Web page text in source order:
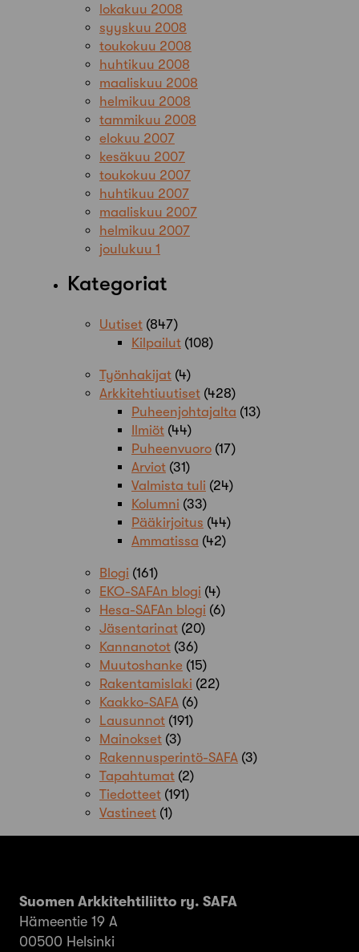
lokakuu 2008
syyskuu 2008
toukokuu 2008
huhtikuu 2008
maaliskuu 2008
helmikuu 2008
tammikuu 2008
elokuu 2007
kesäkuu 2007
toukokuu 2007
huhtikuu 2007
maaliskuu 2007
helmikuu 2007
joulukuu 1
Kategoriat
Uutiset (847)
Kilpailut (108)
Työnhakijat (4)
Arkkitehtiuutiset (428)
Puheenjohtajalta (13)
Ilmiöt (44)
Puheenvuoro (17)
Arviot (31)
Valmista tuli (24)
Kolumni (33)
Pääkirjoitus (44)
Ammatissa (42)
Blogi (161)
EKO-SAFAn blogi (4)
Hesa-SAFAn blogi (6)
Jäsentarinat (20)
Kannanotot (36)
Muutoshanke (15)
Rakentamislaki (22)
Kaakko-SAFA (6)
Lausunnot (191)
Mainokset (3)
Rakennusperintö-SAFA (3)
Tapahtumat (2)
Tiedotteet (191)
Vastineet (1)
Suomen Arkkitehtiliitto ry. SAFA
Hämeentie 19 A
00500 Helsinki